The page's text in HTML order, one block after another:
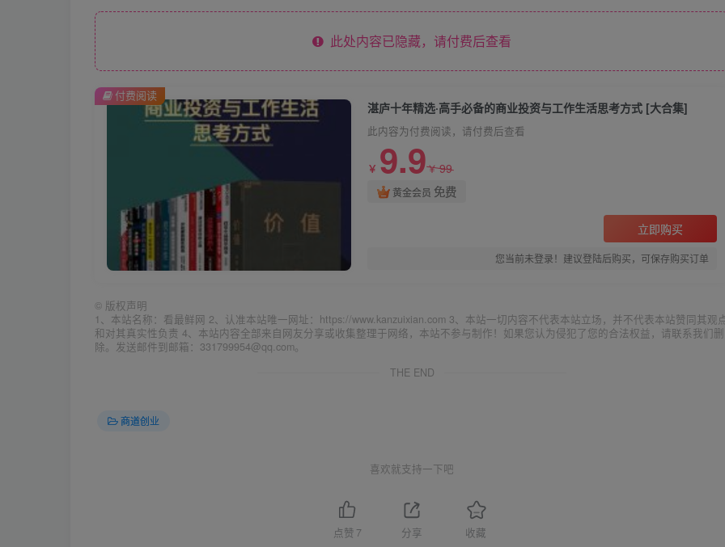
此处内容已隐藏，请付费后查看
湛庐十年精选·高手必备的商业投资与工作生活思考方式 [大合集]
此内容为付费阅读，请付费后查看
￥ 9.9￥99
黄金会员 免费
立即购买
您当前未登录！建议登陆后购买，可保存购买订单
付费阅读
© 版权声明
1、本站名称：看最鲜网 2、认准本站唯一网址：https://www.kanzuixian.com 3、本站一切内容不代表本站立场，并不代表本站赞同其观
和对其真实性负责 4、本站内容全部来自网友分享或收集整理于网络，本站不参与制作！如果您认为侵犯了您的合法权益，请联系我们删
除。发送邮件到邮箱：331799954@qq.com。
THE END
商道创业
喜欢就支持一下吧
点赞 7 分享 收藏